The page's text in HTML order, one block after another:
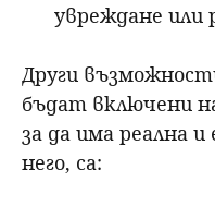
увреждане или
Други
бъдат включени
за да има реална
него, са: